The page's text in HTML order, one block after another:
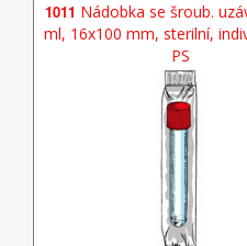
1011 Nádobka se šroub.
ml, 16x100 mm, sterilní,
PS